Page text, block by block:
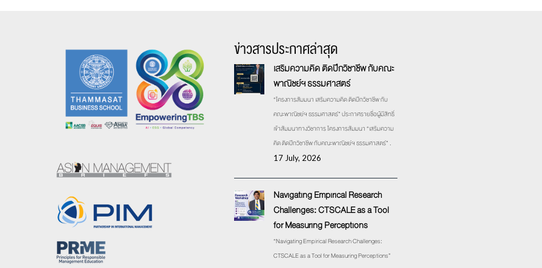
ข่าวสารประกาศล่าสุด
เสริมความคิด ติดปีกวิชาชีพ กับคณะ
พาณิชย์ฯ ธรรมศาสตร์
“โครงการสัมมนา เสริมความคิด ติดปีกวิชาชีพ กับ
คณะพาณิชย์ฯ ธรรมศาสตร์” ประกาศรายชื่อผู้มีสิทธิ์
เข้าสัมมนาทางวิชาการ โครงการสัมมนา “เสริมความ
คิด ติดปีกวิชาชีพ กับคณะพาณิชย์ฯ ธรรมศาสตร์” .
17 July, 2026
Navigating Empirical Research
Challenges: CTSCALE as a Tool
for Measuring Perceptions
“Navigating Empirical Research Challenges:
CTSCALE as a Tool for Measuring Perceptions”